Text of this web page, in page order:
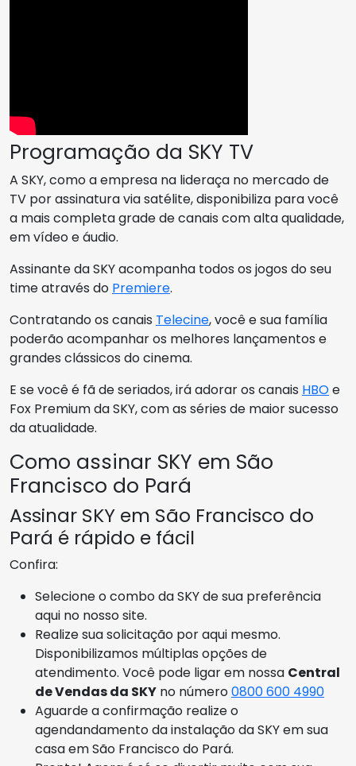
Programação da SKY TV
A SKY, como a empresa na lideraça no mercado de
TV por assinatura via satélite, disponibiliza para você
a mais completa grade de canais com alta qualidade,
em vídeo e áudio.
Assinante da SKY acompanha todos os jogos do seu
time através do Premiere.
Contratando os canais Telecine, você e sua família
poderão acompanhar os melhores lançamentos e
grandes clássicos do cinema.
E se você é fã de seriados, irá adorar os canais HBOe
Fox Premium da SKY, com as séries de maior sucesso
da atualidade.
Como assinar SKY em São
Francisco do Pará
Assinar SKY em São Francisco do
Pará é rápido e fácil
Confira:
Selecione o combo da SKY de sua preferência
aqui no nosso site.
Realize sua solicitação por aqui mesmo.
Disponibilizamos múltiplas opções de
atendimento. Você pode ligar em nossa Central
de Vendas da SKY no número0800 600 4990
Aguarde a confirmação realize o
agendandamento da instalação da SKY em sua
casa em São Francisco do Pará.